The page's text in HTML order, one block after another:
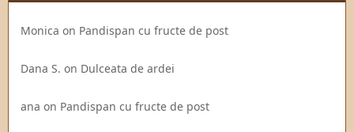
Monica on Pandispan cu fructe de post
Dana S. on Dulceata de ardei
ana on Pandispan cu fructe de post